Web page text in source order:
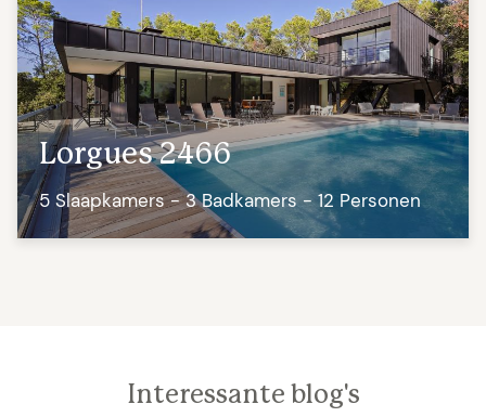
Lorgues 2466
5 Slaapkamers - 3 Badkamers - 12 Personen
Interessante blog's